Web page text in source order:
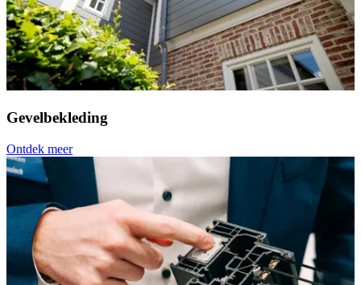
Gevelbekleding
Ontdek meer